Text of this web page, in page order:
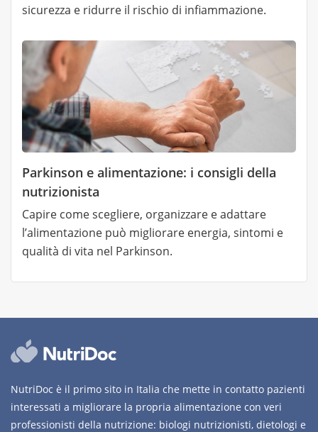
sicurezza e ridurre il rischio di infiammazione.
Parkinson e alimentazione: i consigli della
nutrizionista
Capire come scegliere, organizzare e adattare
l’alimentazione può migliorare energia, sintomi e
qualità di vita nel Parkinson.
NutriDoc è il primo sito in Italia che mette in contatto pazienti
interessati a migliorare la propria alimentazione con veri
professionisti della nutrizione: biologi nutrizionisti, dietologi e